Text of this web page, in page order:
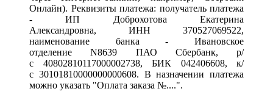
Онлайн). Реквизиты платежа: получатель платежа
- ИП Доброхотова Екатерина
Александровна, ИНН 370527069522,
наименование банка - Ивановское
отделение N8639 ПАО Сбербанк, р/
с 40802810117000002738, БИК 042406608, к/
с 30101810000000000608. В назначении платежа
можно указать "Оплата заказа №....".